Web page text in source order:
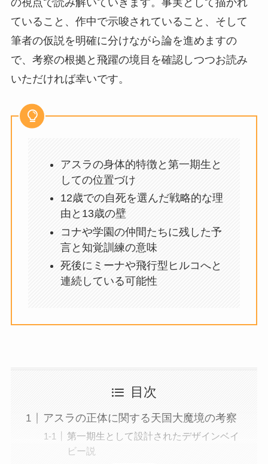
ていること、作中で示唆されていること、そして
筆者の仮説を明確に分けながら論を進めますの
で、考察の根拠と飛躍の境目を確認しつつお読み
いただければ幸いです。
アスラの身体的特徴と第一期生と
しての位置づけ
12歳での自死を選んだ戦略的な理
由と13歳の壁
コナや学園の仲間たちに残した予
言と知覚訓練の意味
死後にミーナや飛行型ヒルコへと
連続している可能性
目次
アスラの正体に関する天国大魔境の考察
第一期生として設計されたデザインベイ
ビー説